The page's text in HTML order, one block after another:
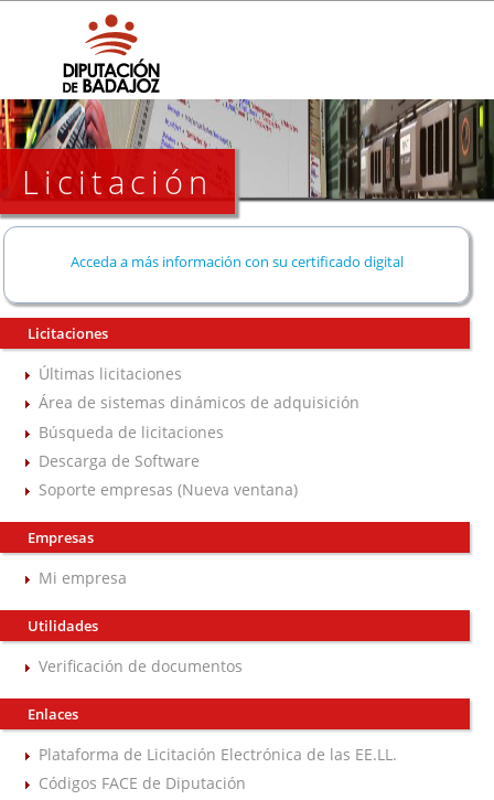
Licitación
Acceda a más información con su certificado digital
Licitaciones
Últimas licitaciones
Área de sistemas dinámicos de adquisición
Búsqueda de licitaciones
Descarga de Software
Soporte empresas (Nueva ventana)
Empresas
Mi empresa
Utilidades
Verificación de documentos
Enlaces
Plataforma de Licitación Electrónica de las EE.LL.
Códigos FACE de Diputación